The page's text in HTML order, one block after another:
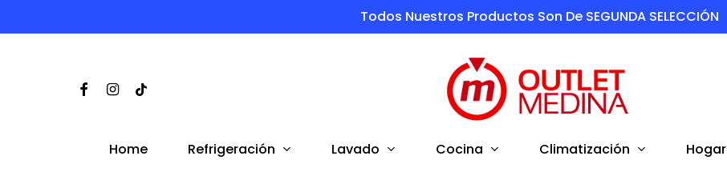
to
Todos Nuestros Productos Son De SEGUNDA SELECCIÓN
FacebookInstagram
Tiktok
Home Refrigeración Lavado Cocina Climatización Hogar